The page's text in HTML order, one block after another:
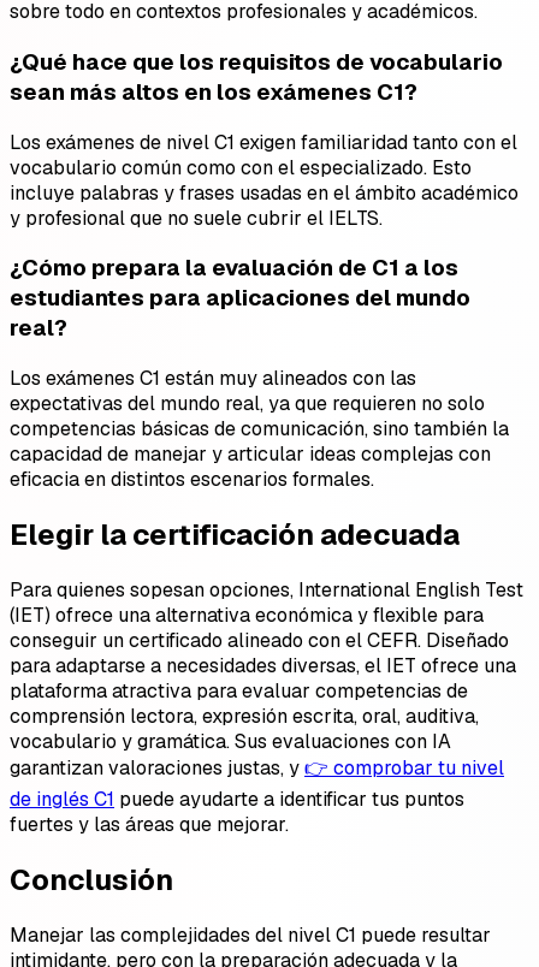
sobre todo en contextos profesionales y académicos.
¿Qué hace que los requisitos de vocabulario
sean más altos en los exámenes C1?
Los exámenes de nivel C1 exigen familiaridad tanto con el
vocabulario común como con el especializado. Esto
incluye palabras y frases usadas en el ámbito académico
y profesional que no suele cubrir el IELTS.
¿Cómo prepara la evaluación de C1 a los
estudiantes para aplicaciones del mundo
real?
Los exámenes C1 están muy alineados con las
expectativas del mundo real, ya que requieren no solo
competencias básicas de comunicación, sino también la
capacidad de manejar y articular ideas complejas con
eficacia en distintos escenarios formales.
Elegir la certificación adecuada
Para quienes sopesan opciones, International English Test
(IET) ofrece una alternativa económica y flexible para
conseguir un certificado alineado con el CEFR. Diseñado
para adaptarse a necesidades diversas, el IET ofrece una
plataforma atractiva para evaluar competencias de
comprensión lectora, expresión escrita, oral, auditiva,
vocabulario y gramática. Sus evaluaciones con IA
garantizan valoraciones justas, y👉 comprobar tu nivel
de inglés C1 puede ayudarte a identificar tus puntos
fuertes y las áreas que mejorar.
Conclusión
Manejar las complejidades del nivel C1 puede resultar
intimidante, pero con la preparación adecuada y la